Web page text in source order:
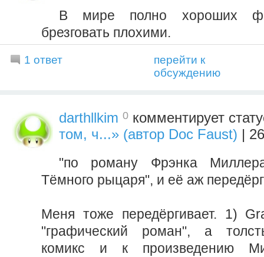
В мире полно хороших
брезговать плохими.
1 ответ
перейти к
обсуждению
darthllkim 0 комментирует
том, ч...» (автор Doc Faust) |
"по роману Фрэнка
Тёмного рыцаря", и её аж
Меня тоже передёргивает. 1)
"графический роман", а
комикс и к произведению